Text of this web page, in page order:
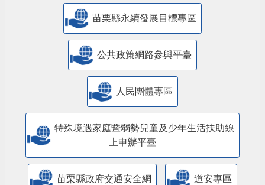
苗栗縣永續發展目標專區
公共政策網路參與平臺
人民團體專區
特殊境遇家庭暨弱勢兒童及少年生活扶助線
上申辦平臺
苗栗縣政府交通安全網 道安專區